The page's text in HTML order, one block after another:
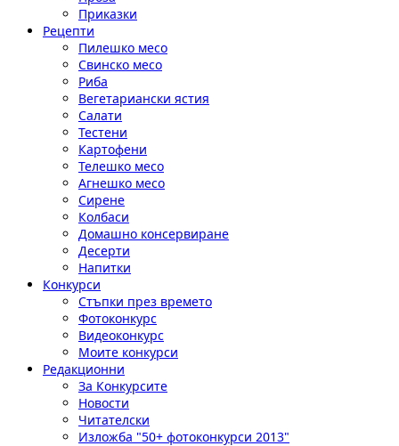
Приказки
Рецепти
Пилешко месо
Свинско месо
Риба
Вегетариански ястия
Салати
Тестени
Картофени
Телешко месо
Агнешко месо
Сирене
Колбаси
Домашно консервиране
Десерти
Напитки
Конкурси
Стъпки през времето
Фотоконкурс
Видеоконкурс
Моите конкурси
Редакционни
За Конкурсите
Новости
Читателски
Изложба "50+ фотоконкурси 2013"